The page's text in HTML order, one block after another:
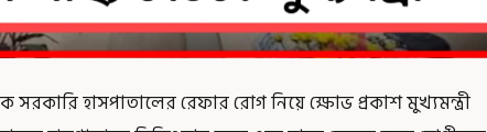
সরকারি হাসপাতালের রেফার রোগ নিয়ে ক্ষোভ প্রকাশ মুখ্যমন্ত্রী